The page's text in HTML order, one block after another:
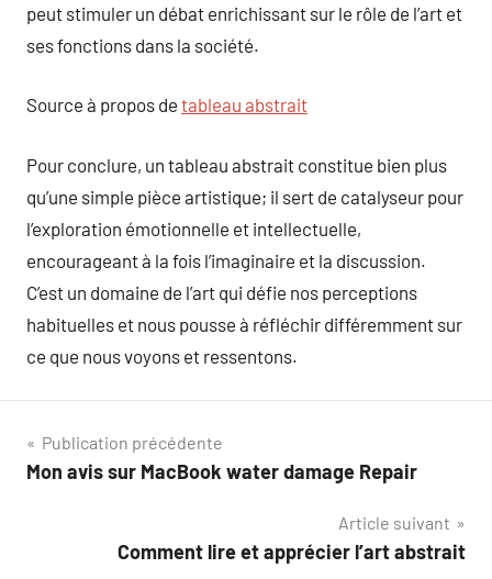
peut stimuler un débat enrichissant sur le rôle de l’art et
ses fonctions dans la société.
Source à propos de tableau abstrait
Pour conclure, un tableau abstrait constitue bien plus
qu’une simple pièce artistique; il sert de catalyseur pour
l’exploration émotionnelle et intellectuelle,
encourageant à la fois l’imaginaire et la discussion.
C’est un domaine de l’art qui défie nos perceptions
habituelles et nous pousse à réfléchir différemment sur
ce que nous voyons et ressentons.
Navigation
de
Publication précédente
Mon avis sur MacBook water damage Repair
Article suivant
Comment lire et apprécier l’art abstrait